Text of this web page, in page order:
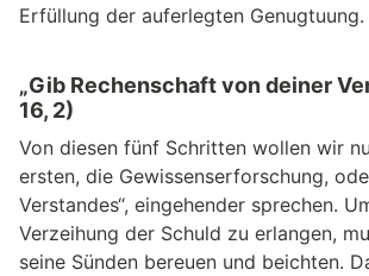
Erfüllung der auferlegten Genugtuung.
„Gib Rechenschaft von deiner
16, 2)
Von diesen fünf Schritten wollen wir
ersten, die Gewissenserforschung,
Verstandes“, eingehender sprechen.
Verzeihung der Schuld zu erlangen,
seine Sünden bereuen und beichten.